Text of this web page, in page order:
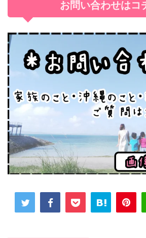
お問い合わせはコ